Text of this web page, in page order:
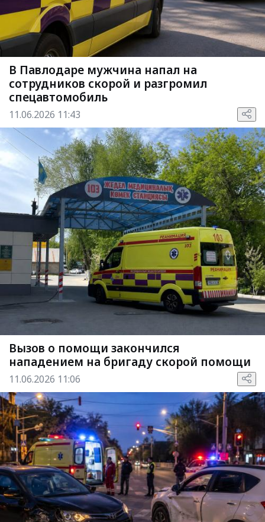
В Павлодаре мужчина напал на
сотрудников скорой и разгромил
спецавтомобиль
11.06.2026 11:43
Вызов о помощи закончился
нападением на бригаду скорой помощи
11.06.2026 11:06